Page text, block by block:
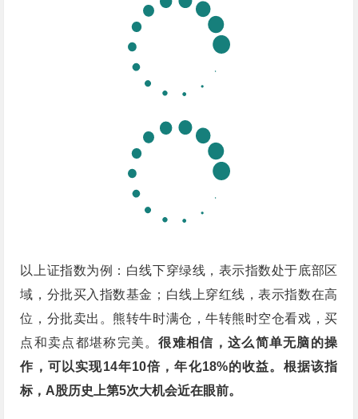
以上证指数为例：白线下穿绿线，表示指数处于底部区
域，分批买入指数基金；白线上穿红线，表示指数在高
位，分批卖出。熊转牛时满仓，牛转熊时空仓看戏，买
点和卖点都堪称完美。很难相信，这么简单无脑的操
作，可以实现14年10倍，年化18%的收益。根据该指
标，A股历史上第5次大机会近在眼前。